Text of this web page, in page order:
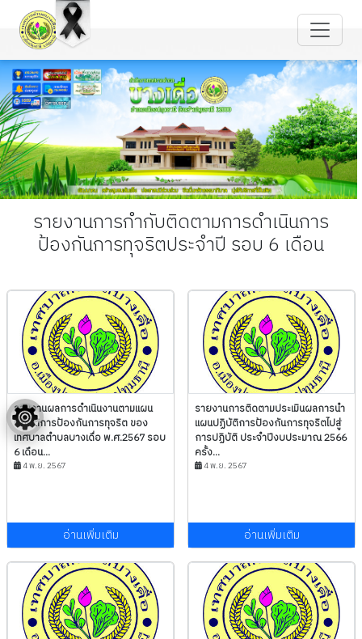
รายงานการกำกับติดตามการดำเนินการ
ป้องกันการทุจริตประจำปี รอบ 6 เดือน
รายงานผลการดำเนินงานตามแผน
ปฏิบัติการป้องกันการทุจริต ของ
เทศบาลตำบลบางเดื่อ พ.ศ.2567 รอบ
6 เดือน...
4 พ.ย. 2567
อ่านเพิ่มเติม
รายงานการติดตามประเมินผลการนำ
แผนปฏิบัติการป้องกันการทุจริตไปสู่
การปฏิบัติ ประจำปีงบประมาณ 2566
ครั้ง...
4 พ.ย. 2567
อ่านเพิ่มเติม